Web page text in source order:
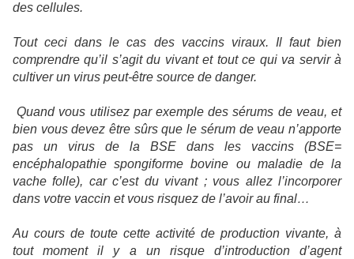
des cellules.
Tout ceci dans le cas des vaccins viraux. Il faut bien
comprendre qu’il s’agit du vivant et tout ce qui va servir à
cultiver un virus peut-être source de danger.
Quand vous utilisez par exemple des sérums de veau, et
bien vous devez être sûrs que le sérum de veau n’apporte
pas un virus de la BSE dans les vaccins (BSE=
encéphalopathie spongiforme bovine ou maladie de la
vache folle), car c’est du vivant ; vous allez l’incorporer
dans votre vaccin et vous risquez de l’avoir au final…
Au cours de toute cette activité de production vivante, à
tout moment il y a un risque d’introduction d’agent